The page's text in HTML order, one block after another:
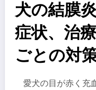
犬の結膜
症状、治
ごとの対
愛犬の目が赤く充